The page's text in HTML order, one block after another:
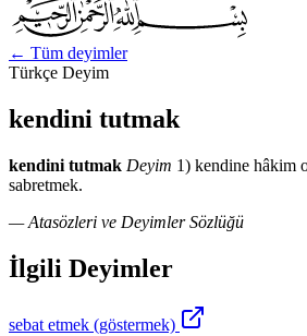
← Tüm deyimler
Türkçe Deyim
kendini tutmak
kendini tutmak Deyim 1) kendine hâkim
sabretmek.
— Atasözleri ve Deyimler Sözlüğü
İlgili Deyimler
sebat etmek (göstermek)